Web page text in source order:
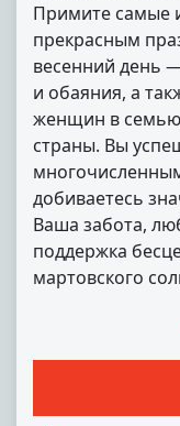
Примите самые
прекрасным
весенний день
и обаяния, а
женщин в
страны. Вы
добиваетесь
Ваша забота,
поддержка
мартовского